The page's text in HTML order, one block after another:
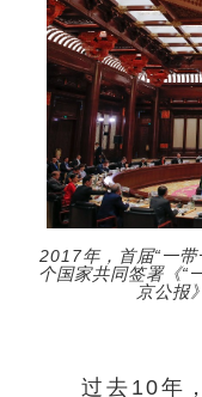
2017年，首届“一
个国家共同签署《“
京公报
过去10年，